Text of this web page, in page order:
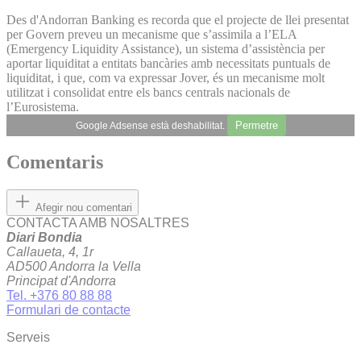
Des d'Andorran Banking es recorda que el projecte de llei presentat
per Govern preveu un mecanisme que s’assimila a l’ELA
(Emergency Liquidity Assistance), un sistema d’assistència per
aportar liquiditat a entitats bancàries amb necessitats puntuals de
liquiditat, i que, com va expressar Jover, és un mecanisme molt
utilitzat i consolidat entre els bancs centrals nacionals de
l’Eurosistema.
Google Adsense està deshabilitat. Permetre
Comentaris
Afegir nou comentari
CONTACTA AMB NOSALTRES
Diari Bondia
Callaueta, 4, 1r
AD500 Andorra la Vella
Principat d'Andorra
Tel. +376 80 88 88
Formulari de contacte
Serveis